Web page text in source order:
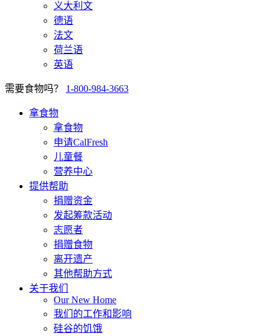
义大利文
德语
法文
荷兰语
英语
需要食物吗？ 1-800-984-3663
拿食物
拿食物
申请CalFresh
儿童餐
营养中心
提供帮助
捐赠资金
发起筹款活动
志愿者
捐赠食物
离开遗产
其他帮助方式
关于我们
Our New Home
我们的工作和影响
硅谷的饥饿